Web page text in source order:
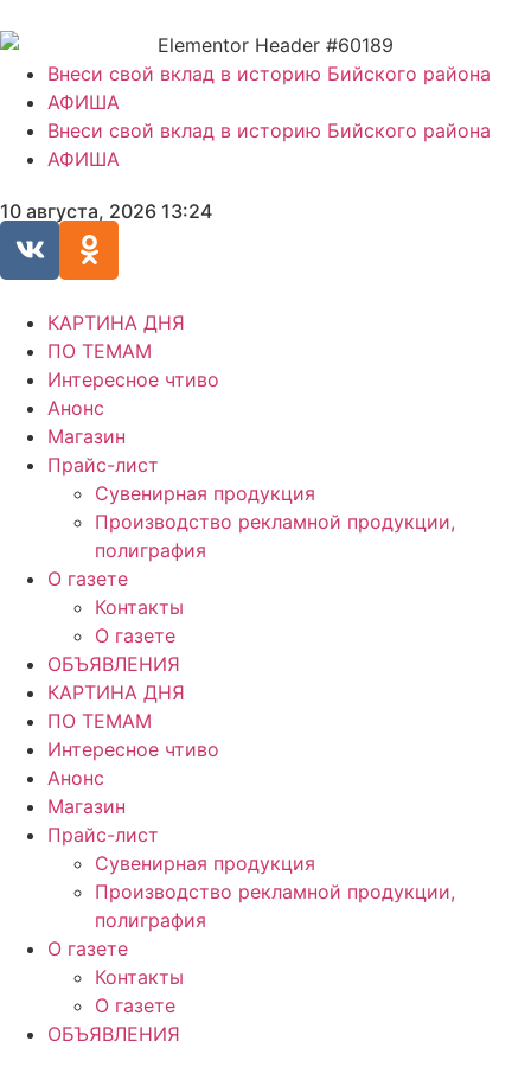
Внеси свой вклад в историю Бийского района
АФИША
Внеси свой вклад в историю Бийского района
АФИША
10 августа, 2026 13:24
КАРТИНА ДНЯ
ПО ТЕМАМ
Интересное чтиво
Анонс
Магазин
Прайс-лист
Сувенирная продукция
Производство рекламной продукции,
полиграфия
О газете
Контакты
О газете
ОБЪЯВЛЕНИЯ
КАРТИНА ДНЯ
ПО ТЕМАМ
Интересное чтиво
Анонс
Магазин
Прайс-лист
Сувенирная продукция
Производство рекламной продукции,
полиграфия
О газете
Контакты
О газете
ОБЪЯВЛЕНИЯ